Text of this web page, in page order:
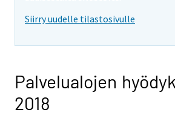
Siirry uudelle tilastosivulle
Palvelualojen
2018